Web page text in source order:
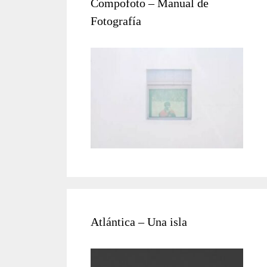
Compofoto – Manual de
Fotografía
Atlántica – Una isla